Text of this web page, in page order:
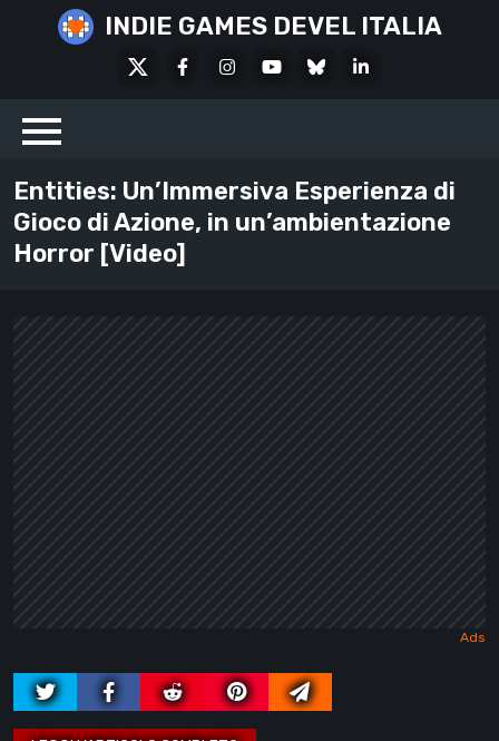
INDIE GAMES DEVEL ITALIA
FacebookInstagramYoutubeBlueskyLinkedIn
Entities: Un’Immersiva Esperienza di
Gioco di Azione, in un’ambientazione
Horror [Video]